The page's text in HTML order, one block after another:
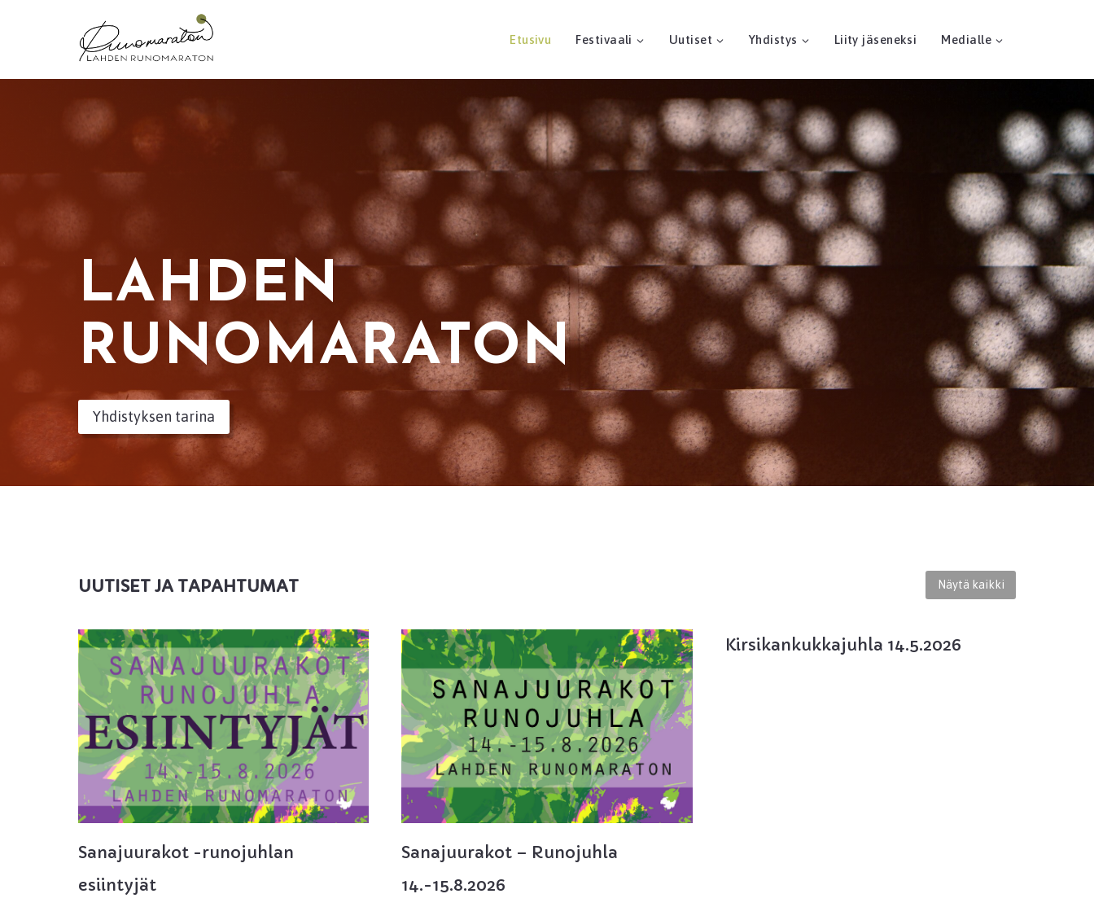
Etusivu Festivaali Uutiset Yhdistys Liity jäseneksi Medialle
LAHDEN
RUNOMARATON
Yhdistyksen tarina
UUTISET JA TAPAHTUMAT Näytä kaikki
Sanajuurakot -runojuhlan
esiintyjät
Sanajuurakot – Runojuhla
14.-15.8.2026
Kirsikankukkajuhla 14.5.2026